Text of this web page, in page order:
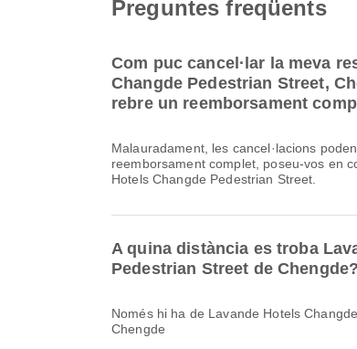
Preguntes freqüents
Com puc cancel·lar la meva
Changde Pedestrian Street,
rebre un reemborsament
Malauradament, les cancel·lacions
reemborsament complet, poseu-vos en
Hotels Changde Pedestrian Street.
A quina distància es troba
Pedestrian Street de Chengde?
Només hi ha de Lavande Hotels
Chengde